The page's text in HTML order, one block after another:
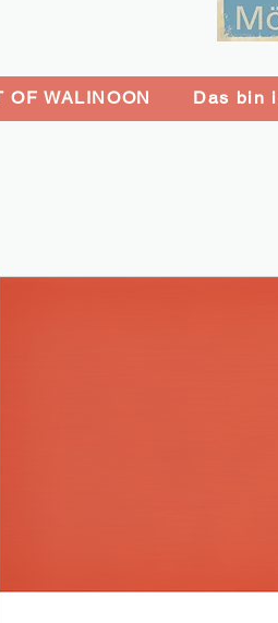
OF WALINOON Das bin